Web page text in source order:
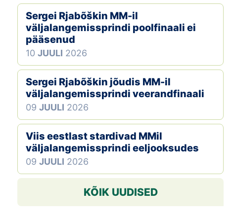
Koolitused
Sergei Rjabõškin MM-il
väljalangemissprindi poolfinaali ei
pääsenud
10 JUULI 2026
Sergei Rjabõškin jõudis MM-il
väljalangemissprindi veerandfinaali
09 JUULI 2026
Viis eestlast stardivad MMil
väljalangemissprindi eeljooksudes
09 JUULI 2026
KÕIK UUDISED